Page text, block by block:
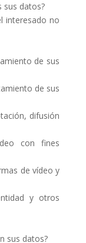
sus datos?
interesado no
de sus
de sus
difusión
con fines
de vídeo y
y otros
sus datos?